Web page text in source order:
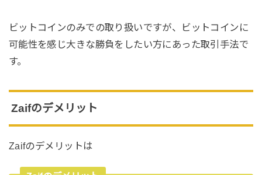
ビットコインのみでの取り扱いですが、ビットコインに
可能性を感じ大きな勝負をしたい方にあった取引手法で
す。
Zaifのデメリット
Zaifのデメリットは